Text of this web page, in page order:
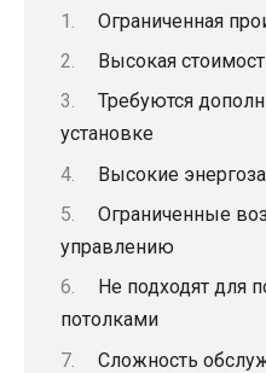
Ограниченная
Высокая
Требуются
установке
Высокие
Ограниченные
управлению
Не подходят для
потолками
Сложность